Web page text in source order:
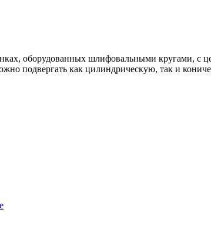
оборудованных шлифовальными кругами, с
подвергать как цилиндрическую, так и